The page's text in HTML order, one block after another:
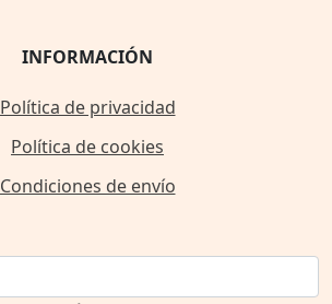
INFORMACIÓN
Política de privacidad
Política de cookies
Condiciones de envío